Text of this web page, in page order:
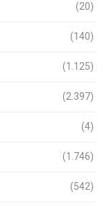
(20)
(140)
(1.125)
(2.397)
(4)
(1.746)
(542)